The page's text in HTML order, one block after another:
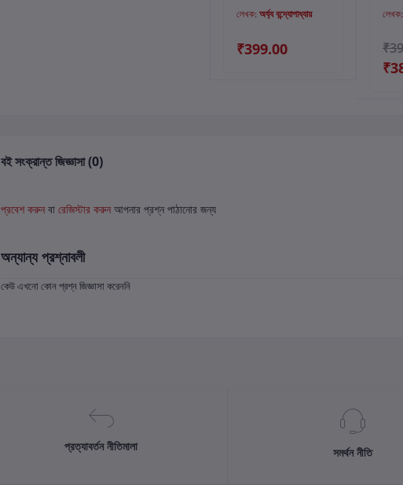
লেখক: অর্ঘ্য বন্দ্যোপাধ্যায়
₹399.00
লেখক:
বই সংক্রান্ত জিজ্ঞাসা (0)
প্রবেশ করুন বা রেজিস্টার করুন আপনার প্রশ্ন পাঠানোর জন্য
অন্যান্য প্রশ্নাবলী
কেউ এখনো কোন প্রশ্ন জিজ্ঞাসা করেননি
প্রত্যাবর্তন নীতিমালা সমর্থন নীতি